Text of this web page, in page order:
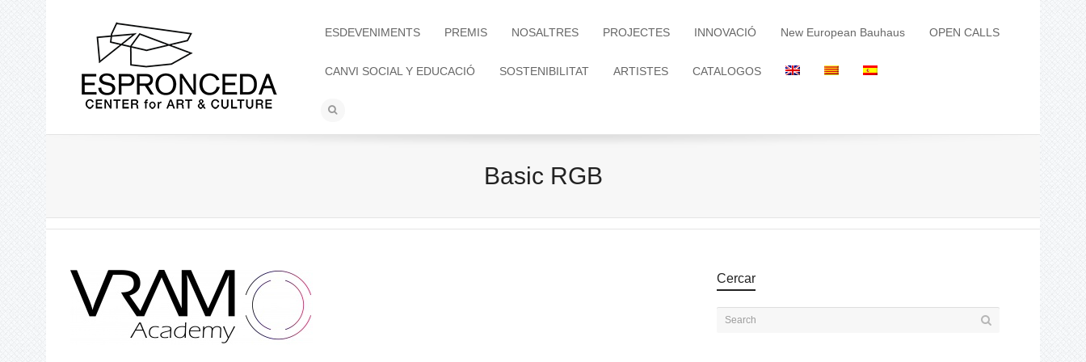
ESDEVENIMENTS PREMIS NOSALTRES PROJECTES INNOVACIÓ New European Bauhaus OPEN CALLS
CANVI SOCIAL Y EDUCACIÓ SOSTENIBILITAT ARTISTES CATALOGOS
Basic RGB
Cercar